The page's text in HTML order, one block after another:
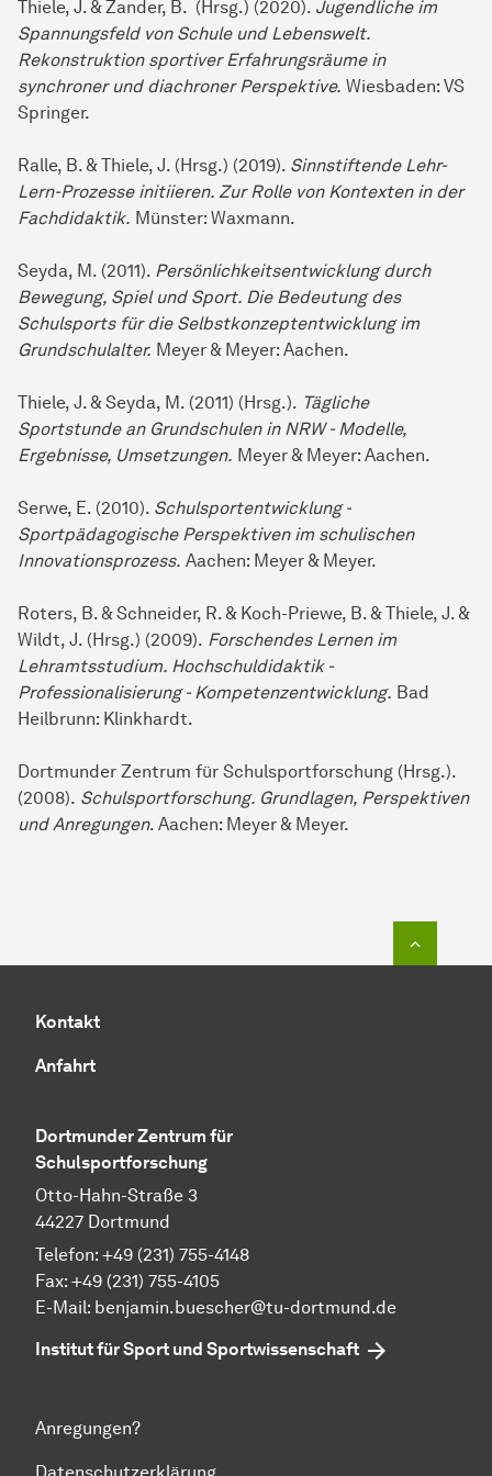
Thiele, J. & Zander, B. (Hrsg.) (2020). Jugendliche im
Spannungsfeld von Schule und Lebenswelt.
Rekonstruktion sportiver Erfahrungsräume in
synchroner und diachroner Perspektive. Wiesbaden: VS
Springer.
Ralle, B. & Thiele, J. (Hrsg.) (2019). Sinnstiftende Lehr-
Lern-Prozesse initiieren. Zur Rolle von Kontexten in der
Fachdidaktik. Münster: Waxmann.
Seyda, M. (2011). Persönlichkeitsentwicklung durch
Bewegung, Spiel und Sport. Die Bedeutung des
Schulsports für die Selbstkonzeptentwicklung im
Grundschulalter. Meyer & Meyer: Aachen.
Thiele, J. & Seyda, M. (2011) (Hrsg.). Tägliche
Sportstunde an Grundschulen in NRW - Modelle,
Ergebnisse, Umsetzungen. Meyer & Meyer: Aachen.
Serwe, E. (2010). Schulsportentwicklung -
Sportpädagogische Perspektiven im schulischen
Innovationsprozess. Aachen: Meyer & Meyer.
Roters, B. & Schneider, R. & Koch-Priewe, B. & Thiele, J. &
Wildt, J. (Hrsg.) (2009). Forschendes Lernen im
Lehramtsstudium. Hochschuldidaktik -
Professionalisierung - Kompetenzentwicklung. Bad
Heilbrunn: Klinkhardt.
Dortmunder Zentrum für Schulsportforschung (Hrsg.).
(2008). Schulsportforschung. Grundlagen, Perspektiven
und Anregungen. Aachen: Meyer & Meyer.
Kontakt
Anfahrt
Dortmunder Zentrum für
Schulsportforschung
Otto-Hahn-Straße 3
44227 Dortmund
Telefon: +49 (231) 755-4148
Fax: +49 (231) 755-4105
E-Mail: benjamin.buescher@tu-dortmund.de
Institut für Sport und Sportwissenschaft
Anregungen?